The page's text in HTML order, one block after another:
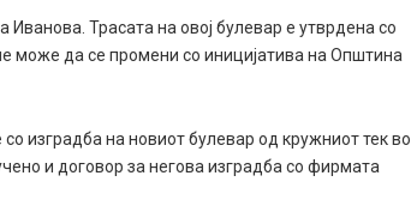
Трасата на овој булевар е утврдена со
може да се промени со иницијатива на Општина
изградба на новиот булевар од кружниот тек во
и договор за негова изградба со фирмата